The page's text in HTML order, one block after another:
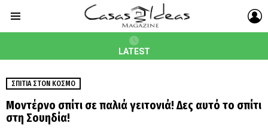
LATEST
ΣΠΊΤΙΑ ΣΤΟΝ ΚΌΣΜΟ
Μοντέρνο σπίτι σε παλιά γειτονιά! Δες αυτό το σπίτι
στη Σουηδία!